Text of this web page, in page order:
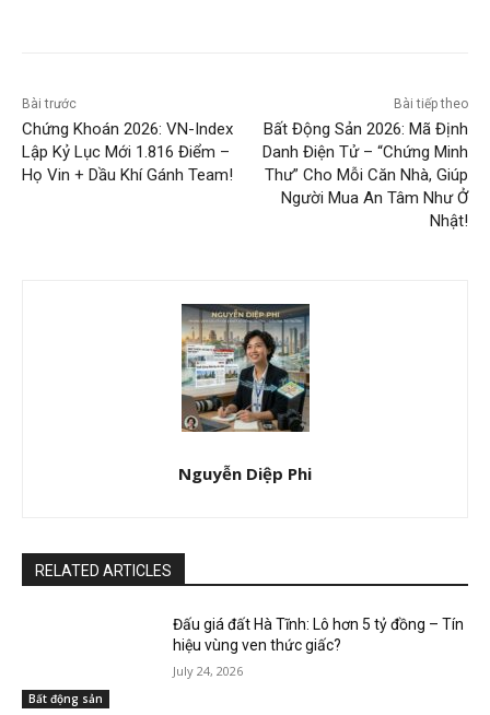
Bài trước
Chứng Khoán 2026: VN-Index
Lập Kỷ Lục Mới 1.816 Điểm –
Họ Vin + Dầu Khí Gánh Team!
Bài tiếp theo
Bất Động Sản 2026: Mã Định
Danh Điện Tử – “Chứng Minh
Thư” Cho Mỗi Căn Nhà, Giúp
Người Mua An Tâm Như Ở
Nhật!
Nguyễn Diệp Phi
RELATED ARTICLES
Bất động sản
Đấu giá đất Hà Tĩnh: Lô hơn 5 tỷ đồng – Tín
hiệu vùng ven thức giấc?
July 24, 2026